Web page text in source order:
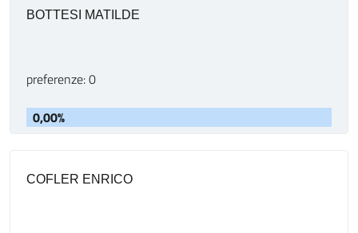
BOTTESI MATILDE
preferenze: 0
0,00%
COFLER ENRICO